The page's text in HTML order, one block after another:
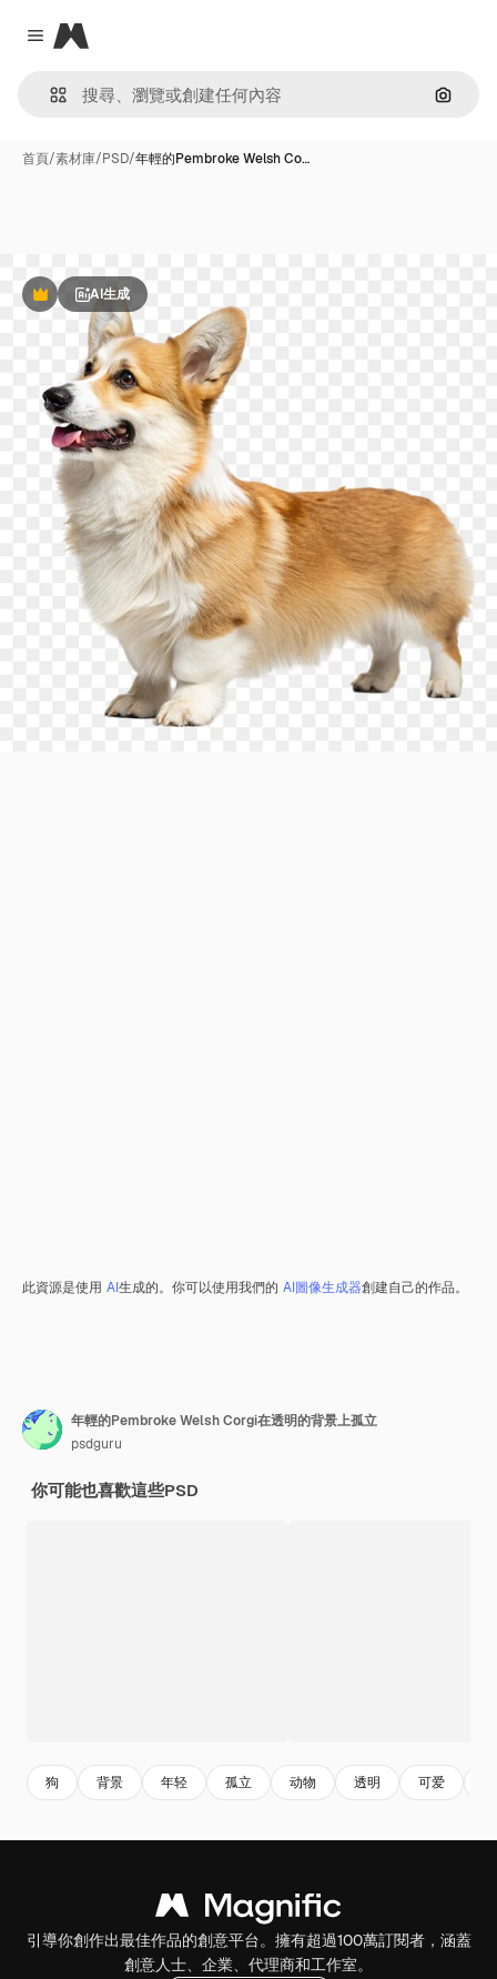
Close menu
Magnific
通過圖
首頁/素材庫/PSD/年輕的Pembroke Welsh Co…
PremiumAI生成
此資源是使用 AI生成的。你可以使用我們的 AI圖像生成器創建自己的作品。
年輕的Pembroke Welsh Corgi在透明的背景上孤立
psdguru
你可能也喜歡這些PSD
狗 背景 年轻 孤立 动物 透明 可爱
引導你創作出最佳作品的創意平台。擁有超過100萬訂閱者，涵蓋
創意人士、企業、代理商和工作室。